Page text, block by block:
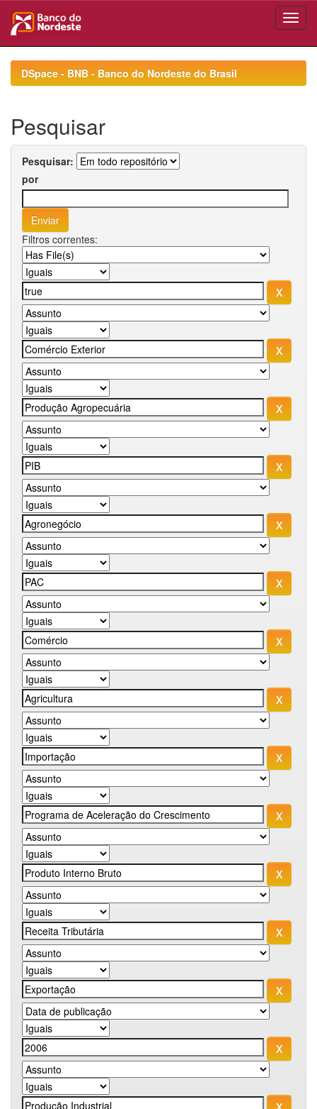
navigationDSpace - BNB - Banco do Nordeste do Brasil
Pesquisar
Pesquisar:
por
Filtros correntes: